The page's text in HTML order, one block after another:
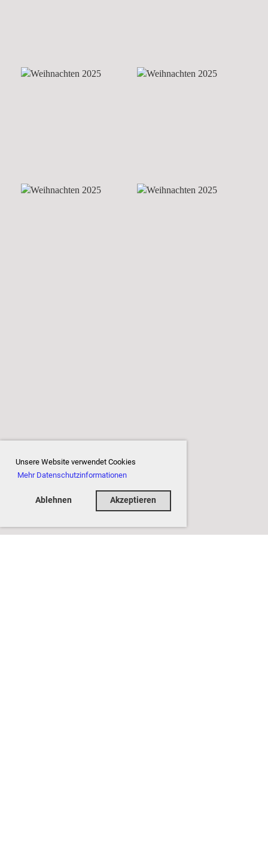
Unsere Website verwendet Cookies
Mehr Datenschutzinformationen
Ablehnen Akzeptieren